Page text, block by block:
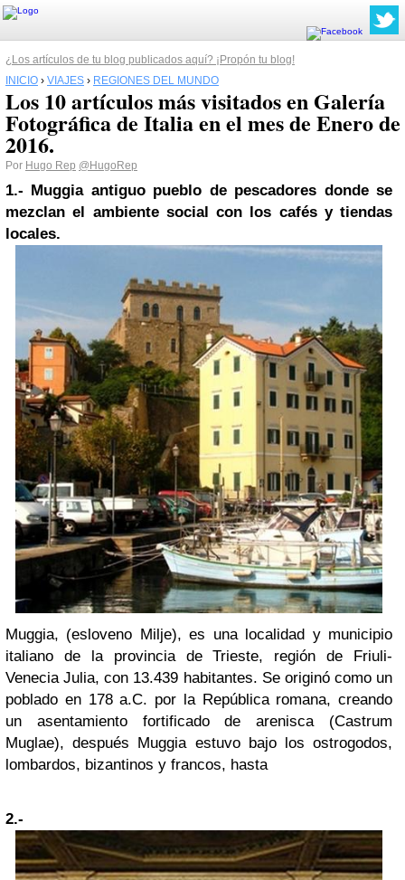
¿Los artículos de tu blog publicados aquí? ¡Propón tu blog!
INICIO › VIAJES › REGIONES DEL MUNDO
Los 10 artículos más visitados en Galería
Fotográfica de Italia en el mes de Enero de
2016.
Por Hugo Rep @HugoRep
1.- Muggia antiguo pueblo de pescadores donde se
mezclan el ambiente social con los cafés y tiendas
locales.
Muggia, (esloveno Milje), es una localidad y municipio
italiano de la provincia de Trieste, región de Friuli-
Venecia Julia, con 13.439 habitantes. Se originó como un
poblado en 178 a.C. por la República romana, creando
un asentamiento fortificado de arenisca (Castrum
Muglae), después Muggia estuvo bajo los ostrogodos,
lombardos, bizantinos y francos, hasta
2.-